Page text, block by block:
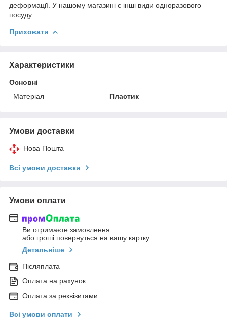
деформації. У нашому магазині є інші види одноразового
посуду.
Приховати
Характеристики
Основні
Матеріал
Пластик
Умови доставки
Нова Пошта
Всі умови доставки
Умови оплати
Ви отримаєте замовлення
або гроші повернуться на вашу картку
Детальніше
Післяплата
Оплата на рахунок
Оплата за реквізитами
Всі умови оплати